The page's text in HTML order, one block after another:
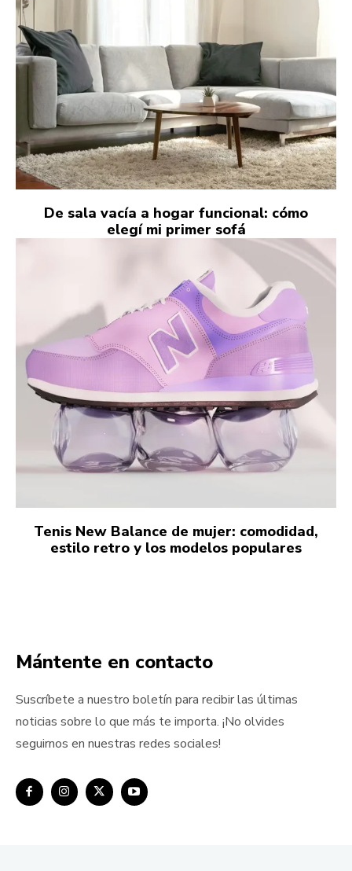
De sala vacía a hogar funcional: cómo
elegí mi primer sofá
Tenis New Balance de mujer: comodidad,
estilo retro y los modelos populares
Mántente en contacto
Suscríbete a nuestro boletín para recibir las últimas
noticias sobre lo que más te importa. ¡No olvides
seguirnos en nuestras redes sociales!